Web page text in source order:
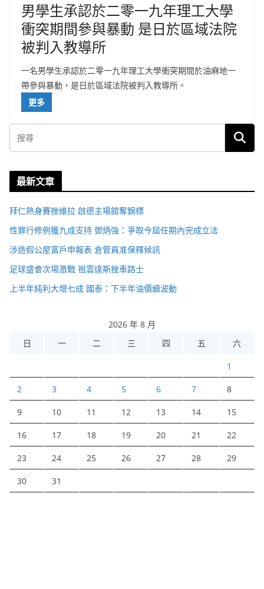
男學生承認於二零一九年理工大學
衝突期間參與暴動 是日於區域法院
被判入教導所
一名男學生承認於二零一九年理工大學衝突期間於油麻地一
帶參與暴動，是日於區域法院被判入教導所。
更多
最新文章
拜仁熱身賽挫維拉 啟德主場館奪錦標
性罪行修例獲九成支持 鄧炳強：爭取今屆任期內完成立法
涉造假公屋富戶申報表 倉管員准保釋候訊
足球盛會次場激戰 祖雲達斯挫車路士
上半年純利大增七成 國泰：下半年油價續波動
2026 年 8 月
日
一 二 三 四 五 六
1
2 3 4 5 6 7 8
9 10 11 12 13 14 15
16 17 18 19 20 21 22
23 24 25 26 27 28 29
30 31